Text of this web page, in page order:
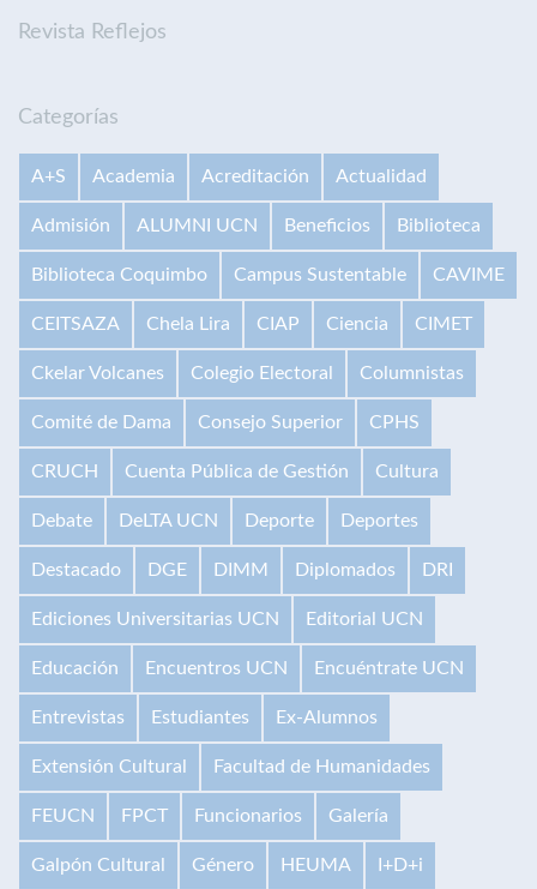
Revista Reflejos
Categorías
A+S Academia Acreditación Actualidad
Admisión ALUMNI UCN Beneficios Biblioteca
Biblioteca Coquimbo Campus Sustentable CAVIME
CEITSAZA Chela Lira CIAP Ciencia CIMET
Ckelar Volcanes Colegio Electoral Columnistas
Comité de Dama Consejo Superior CPHS
CRUCH Cuenta Pública de Gestión Cultura
Debate DeLTA UCN Deporte Deportes
Destacado DGE DIMM Diplomados DRI
Ediciones Universitarias UCN Editorial UCN
Educación Encuentros UCN Encuéntrate UCN
Entrevistas Estudiantes Ex-Alumnos
Extensión Cultural Facultad de Humanidades
FEUCN FPCT Funcionarios Galería
Galpón Cultural Género HEUMA I+D+i